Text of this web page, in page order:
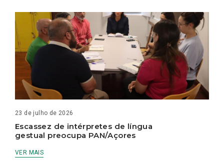
23 de julho de 2026
Escassez de intérpretes de língua
gestual preocupa PAN/Açores
VER MAIS